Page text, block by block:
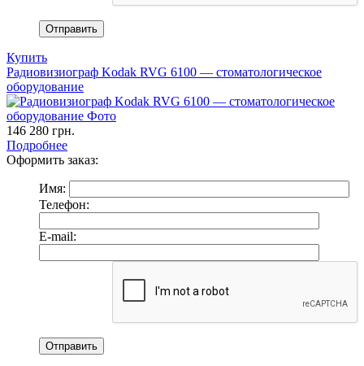
Купить
Радиовизиограф Kodak RVG 6100 — стоматологическое
оборудование
146 280 грн.
Подробнее
Оформить заказ:
Имя:
Телефон:
E-mail: